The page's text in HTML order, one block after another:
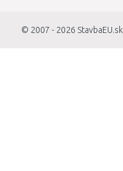
© 2007 - 2026 StavbaEU.sk